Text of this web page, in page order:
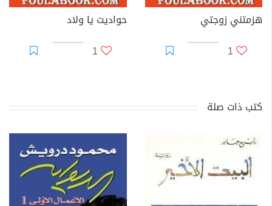
هزمتني زوجتي
1
حواديت يا ولاد
1
كتب ذات صلة